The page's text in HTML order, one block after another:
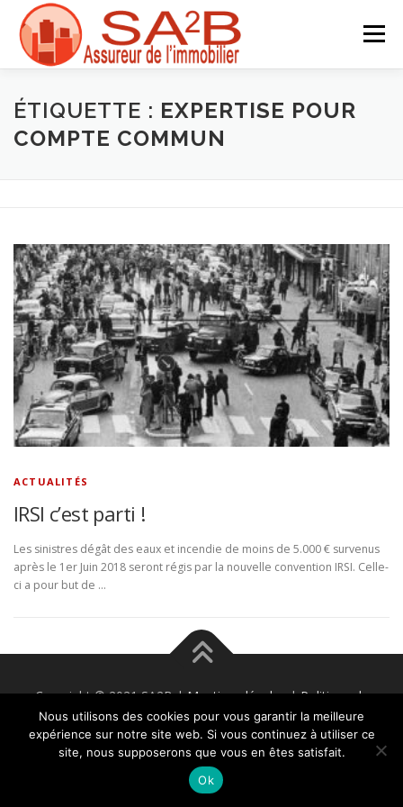
contenu
Menu
ACCUEIL LA SOCIÉTÉ DEVIS PARTENAIRES
ÉTIQUETTE : EXPERTISE POUR
COMPTE COMMUN
ACTUALITÉS
IRSI c’est parti !
Les sinistres dégât des eaux et incendie de moins de 5.000 € survenus
après le 1er Juin 2018 seront régis par la nouvelle convention IRSI. Celle-
ci a pour but de …
Copyright © 2021 SA2B |Mentions légales|Politique de
confidentialité
Nous utilisons des cookies pour vous garantir la meilleure
expérience sur notre site web. Si vous continuez à utiliser ce
site, nous supposerons que vous en êtes satisfait.
Ok